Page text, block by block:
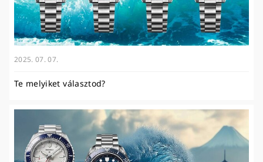
2025. 07. 07.
Te melyiket választod?